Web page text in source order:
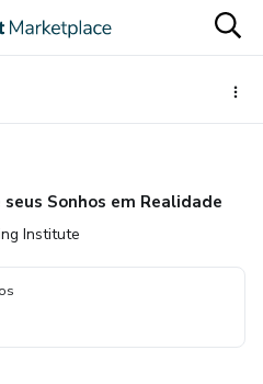
Sonhos em Realidade
Institute